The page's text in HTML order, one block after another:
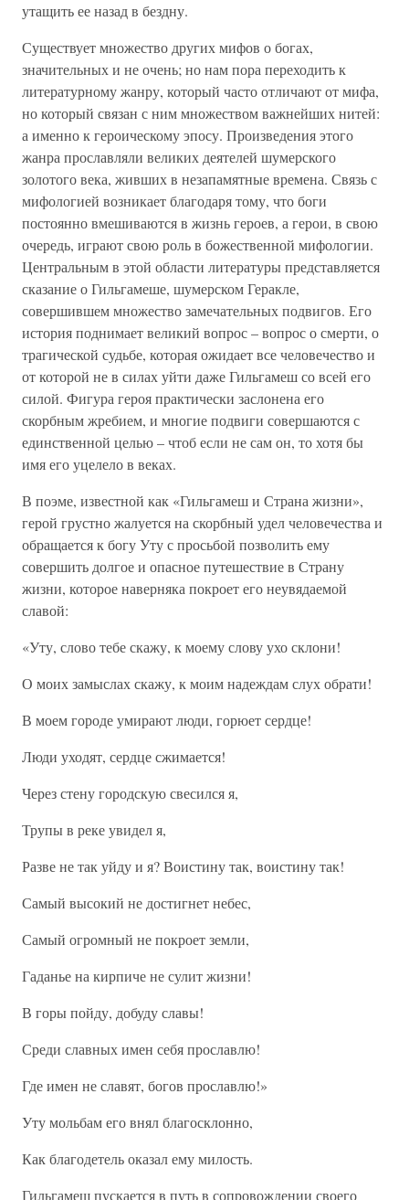
утащить ее назад в бездну.
Существует множество других мифов о богах,
значительных и не очень; но нам пора переходить к
литературному жанру, который часто отличают от мифа,
но который связан с ним множеством важнейших нитей:
а именно к героическому эпосу. Произведения этого
жанра прославляли великих деятелей шумерского
золотого века, живших в незапамятные времена. Связь с
мифологией возникает благодаря тому, что боги
постоянно вмешиваются в жизнь героев, а герои, в свою
очередь, играют свою роль в божественной мифологии.
Центральным в этой области литературы представляется
сказание о Гильгамеше, шумерском Геракле,
совершившем множество замечательных подвигов. Его
история поднимает великий вопрос – вопрос о смерти, о
трагической судьбе, которая ожидает все человечество и
от которой не в силах уйти даже Гильгамеш со всей его
силой. Фигура героя практически заслонена его
скорбным жребием, и многие подвиги совершаются с
единственной целью – чтоб если не сам он, то хотя бы
имя его уцелело в веках.
В поэме, известной как «Гильгамеш и Страна жизни»,
герой грустно жалуется на скорбный удел человечества и
обращается к богу Уту с просьбой позволить ему
совершить долгое и опасное путешествие в Страну
жизни, которое наверняка покроет его неувядаемой
славой:
«Уту, слово тебе скажу, к моему слову ухо склони!
О моих замыслах скажу, к моим надеждам слух обрати!
В моем городе умирают люди, горюет сердце!
Люди уходят, сердце сжимается!
Через стену городскую свесился я,
Трупы в реке увидел я,
Разве не так уйду и я? Воистину так, воистину так!
Самый высокий не достигнет небес,
Самый огромный не покроет земли,
Гаданье на кирпиче не сулит жизни!
В горы пойду, добуду славы!
Среди славных имен себя прославлю!
Где имен не славят, богов прославлю!»
Уту мольбам его внял благосклонно,
Как благодетель оказал ему милость.
Гильгамеш пускается в путь в сопровождении своего